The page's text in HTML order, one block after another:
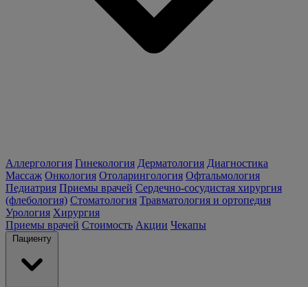
Аллергология Гинекология Дерматология Диагностика
Массаж Онкология Отоларингология Офтальмология
Педиатрия Приемы врачей Сердечно-сосудистая хирургия
(флебология) Стоматология Травматология и ортопедия
Урология Хирургия
Приемы врачей Стоимость Акции Чекапы
Пациенту